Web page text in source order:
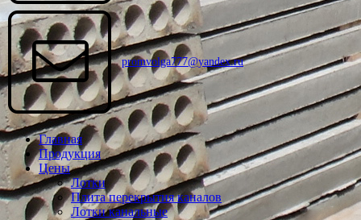
promvolga777@yandex.ru
Главная
Продукция
Цены
Лотки
Плита перекрытия каналов
Лотки канальные